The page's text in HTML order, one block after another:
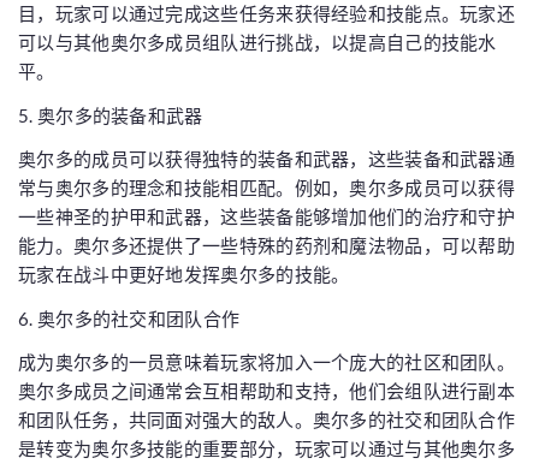
目，玩家可以通过完成这些任务来获得经验和技能点。玩家还
可以与其他奥尔多成员组队进行挑战，以提高自己的技能水
平。
5. 奥尔多的装备和武器
奥尔多的成员可以获得独特的装备和武器，这些装备和武器通
常与奥尔多的理念和技能相匹配。例如，奥尔多成员可以获得
一些神圣的护甲和武器，这些装备能够增加他们的治疗和守护
能力。奥尔多还提供了一些特殊的药剂和魔法物品，可以帮助
玩家在战斗中更好地发挥奥尔多的技能。
6. 奥尔多的社交和团队合作
成为奥尔多的一员意味着玩家将加入一个庞大的社区和团队。
奥尔多成员之间通常会互相帮助和支持，他们会组队进行副本
和团队任务，共同面对强大的敌人。奥尔多的社交和团队合作
是转变为奥尔多技能的重要部分，玩家可以通过与其他奥尔多